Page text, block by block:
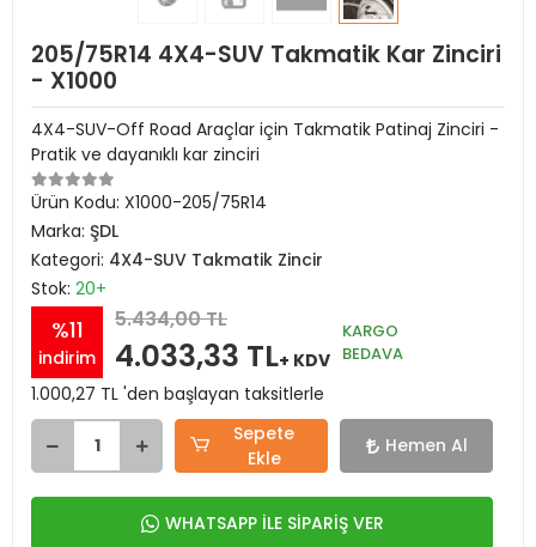
205/75R14 4X4-SUV Takmatik Kar Zinciri
- X1000
4X4-SUV-Off Road Araçlar için Takmatik Patinaj Zinciri -
Pratik ve dayanıklı kar zinciri
Ürün Kodu: X1000-205/75R14
Marka: ŞDL
Kategori: 4X4-SUV Takmatik Zincir
Stok: 20+
%11
indirim
5.434,00 TL
4.033,33 TL+ KDV
KARGO
BEDAVA
1.000,27 TL 'den başlayan taksitlerle
Sepete
Ekle
Hemen Al
WHATSAPP İLE SİPARİŞ VER